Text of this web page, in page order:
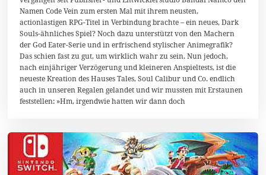
z
e
b
e
r
2
0
1
9
Namen Code Vein zum ersten Mal mit ihrem neusten,
actionlastigen RPG-Titel in Verbindung brachte – ein neues, Dark
Souls-ähnliches Spiel? Noch dazu unterstützt von den Machern
der God Eater-Serie und in erfrischend stylischer Animegrafik?
Das schien fast zu gut, um wirklich wahr zu sein. Nun jedoch,
nach einjähriger Verzögerung und kleineren Anspieltests, ist die
neueste Kreation des Hauses Tales, Soul Calibur und Co. endlich
auch in unseren Regalen gelandet und wir mussten mit Erstaunen
feststellen: »Hm, irgendwie hatten wir dann doch